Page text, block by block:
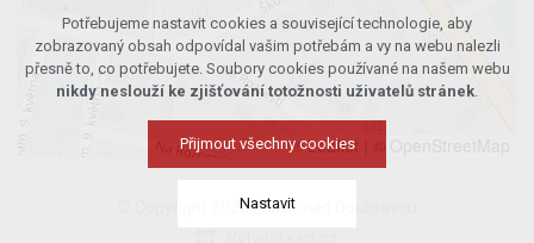
Leaflet
© Copyright 2026 Ždírec nad Doubravou
Potřebujeme nastavit cookies a související technologie, aby
zobrazovaný obsah odpovídal vašim potřebám a vy na webu nalezli
přesně to, co potřebujete. Soubory cookies používané na našem webu
nikdy neslouží ke zjišťování totožnosti uživatelů stránek.
Přijmout všechny cookies
Nastavit